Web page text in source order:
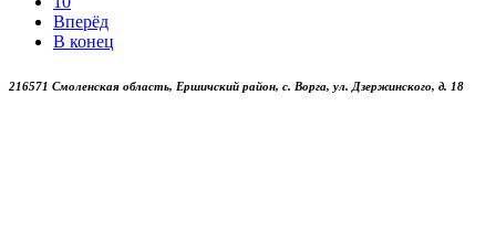
Вперёд
В конец
216571 Смоленская область, Ершичский район, с. Ворга, ул. Дзержинского, д. 18